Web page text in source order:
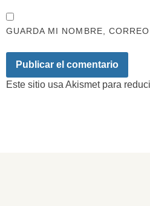
GUARDA MI NOMBRE,
Este sitio usa Akismet para